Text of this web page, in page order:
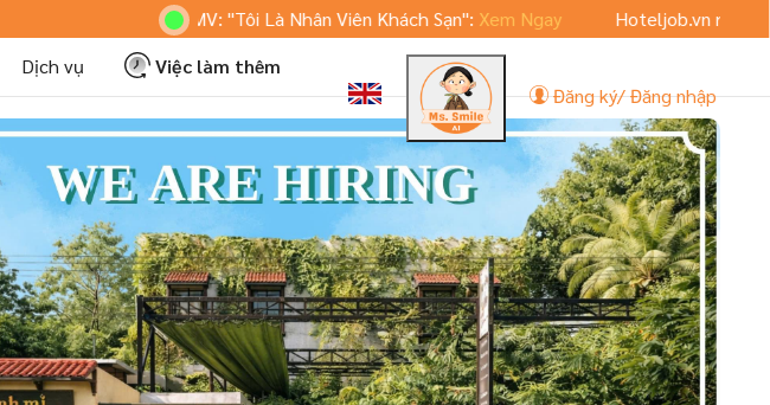
Hoteljob MV: "Tôi Là Nhân Viên Khách Sạn":Xem Ngay
Hoteljob.vn ra mắt phiên
Dịch vụ
Việc làm thêm
Đăng ký/ Đăng nhập